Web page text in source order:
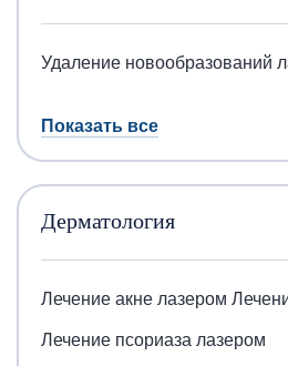
Удаление новообразований
Показать все
Дерматология
Лечение акне лазером
Лечение псориаза лазером